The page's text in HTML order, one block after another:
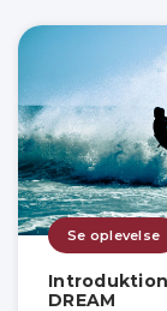
Se oplevelse
DREAM